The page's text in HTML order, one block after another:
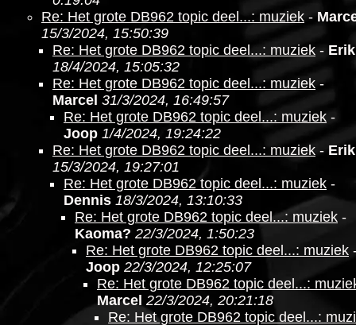
Re: Het grote DB962 topic deel...: muziek -
15/3/2024, 15:50:39
Re: Het grote DB962 topic deel...: muziek - Erik
18/4/2024, 15:05:32
Re: Het grote DB962 topic deel...: muziek -
Marcel 31/3/2024, 16:49:57
Re: Het grote DB962 topic deel...: muziek -
Joop 1/4/2024, 19:24:22
Re: Het grote DB962 topic deel...: muziek - Erik
15/3/2024, 19:27:01
Re: Het grote DB962 topic deel...: muziek -
Dennis 18/3/2024, 13:10:33
Re: Het grote DB962 topic deel...: muziek -
Kaoma? 22/3/2024, 1:50:23
Re: Het grote DB962 topic deel...: muziek
Joop 22/3/2024, 12:25:07
Re: Het grote DB962 topic deel...:
Marcel 22/3/2024, 20:21:18
Re: Het grote DB962 topic deel...: